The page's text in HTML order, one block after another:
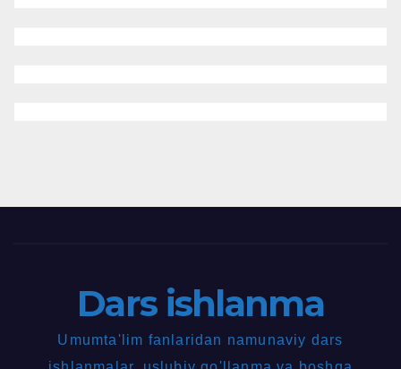
Dars ishlanma
Umumta'lim fanlaridan namunaviy dars